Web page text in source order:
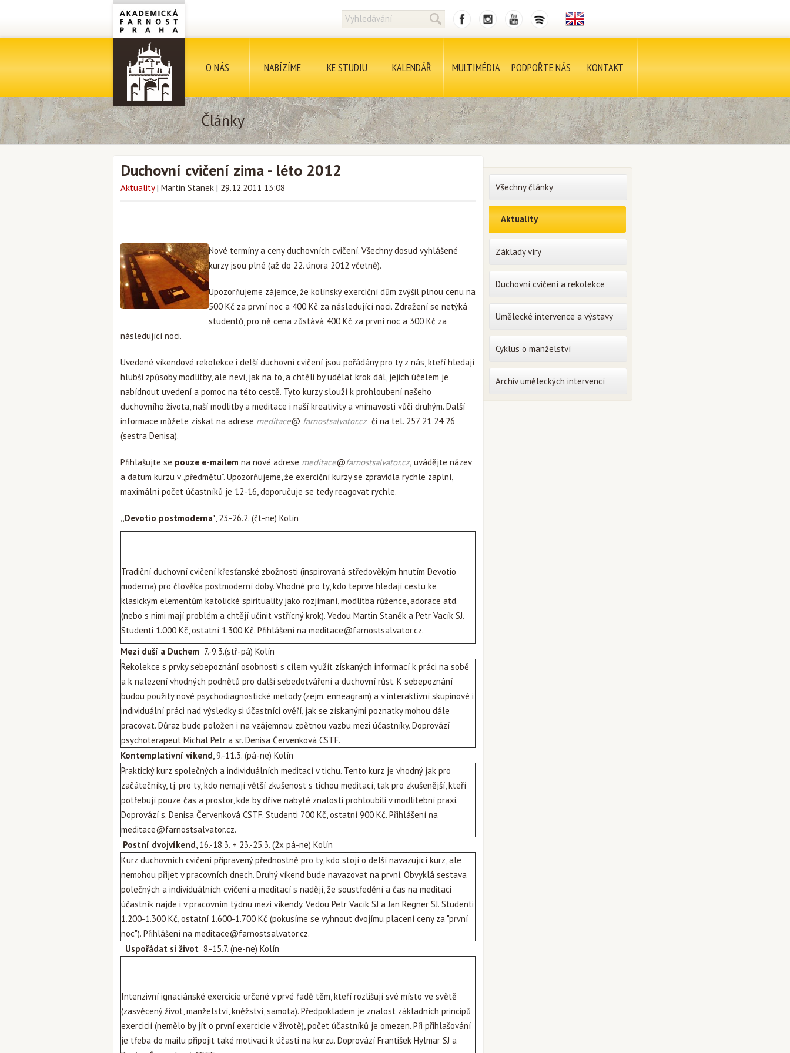
O NÁS NABÍZÍME KE STUDIU KALENDÁŘ MULTIMÉDIA PODPOŘTE NÁS KONTAKT
Články
Duchovní cvičení zima - léto 2012
Aktuality | Martin Stanek | 29.12.2011 13:08
Nové termíny a ceny duchovních cvičení. Všechny dosud vyhlášené
kurzy jsou plné (až do 22. února 2012 včetně).
Upozorňujeme zájemce, že kolínský exerciční dům zvýšil plnou cenu na
500 Kč za první noc a 400 Kč za následující noci. Zdražení se netýká
studentů, pro ně cena zůstává 400 Kč za první noc a 300 Kč za
následující noci.
Uvedené víkendové rekolekce i delší duchovní cvičení jsou pořádány pro ty z nás, kteří hledají
hlubší způsoby modlitby, ale neví, jak na to, a chtěli by udělat krok dál, jejich účelem je
nabídnout uvedení a pomoc na této cestě. Tyto kurzy slouží k prohloubení našeho
duchovního života, naší modlitby a meditace i naší kreativity a vnímavosti vůči druhým. Další
informace můžete získat na adrese meditace@ farnostsalvator.cz či na tel. 257 21 24 26
(sestra Denisa).
Přihlašujte se pouze e-mailem na nové adrese meditace@farnostsalvator.cz, uvádějte název
a datum kurzu v „předmětu”. Upozorňujeme, že exerciční kurzy se zpravidla rychle zaplní,
maximální počet účastníků je 12-16, doporučuje se tedy reagovat rychle.
„Devotio postmoderna", 23.-26.2. (čt-ne) Kolín
Tradiční duchovní cvičení křesťanské zbožnosti (inspirovaná středověkým hnutím Devotio
moderna) pro člověka postmoderní doby. Vhodné pro ty, kdo teprve hledají cestu ke
klasickým elementům katolické spirituality jako rozjímaní, modlitba růžence, adorace atd.
(nebo s nimi mají problém a chtějí učinit vstřícný krok). Vedou Martin Staněk a Petr Vacík SJ.
Studenti 1.000 Kč, ostatní 1.300 Kč. Přihlášení na meditace@farnostsalvator.cz.
Mezi duší a Duchem 7.-9.3.(stř-pá) Kolín
Rekolekce s prvky sebepoznání osobnosti s cílem využít získaných informací k práci na sobě
a k nalezení vhodných podnětů pro další sebedotváření a duchovní růst. K sebepoznání
budou použity nové psychodiagnostické metody (zejm. enneagram) a v interaktivní skupinové i
individuální práci nad výsledky si účastníci ověří, jak se získanými poznatky mohou dále
pracovat. Důraz bude položen i na vzájemnou zpětnou vazbu mezi účastníky. Doprovází
psychoterapeut Michal Petr a sr. Denisa Červenková CSTF.
Kontemplativní víkend, 9.-11.3. (pá-ne) Kolín
Praktický kurz společných a individuálních meditací v tichu. Tento kurz je vhodný jak pro
začátečníky, tj. pro ty, kdo nemají větší zkušenost s tichou meditací, tak pro zkušenější, kteří
potřebují pouze čas a prostor, kde by dříve nabyté znalosti prohloubili v modlitební praxi.
Doprovází s. Denisa Červenková CSTF. Studenti 700 Kč, ostatní 900 Kč. Přihlášení na
meditace@farnostsalvator.cz.
Postní dvojvíkend, 16.-18.3. + 23.-25.3. (2x pá-ne) Kolín
Kurz duchovních cvičení připravený přednostně pro ty, kdo stojí o delší navazující kurz, ale
nemohou přijet v pracovních dnech. Druhý víkend bude navazovat na první. Obvyklá sestava
polečných a individuálních cvičení a meditací s nadějí, že soustředění a čas na meditaci
účastník najde i v pracovním týdnu mezi víkendy. Vedou Petr Vacík SJ a Jan Regner SJ. Studenti
1.200-1.300 Kč, ostatní 1.600-1.700 Kč (pokusíme se vyhnout dvojímu placení ceny za "první
noc"). Přihlášení na meditace@farnostsalvator.cz.
Uspořádat si život 8.-15.7. (ne-ne) Kolín
Intenzivní ignaciánské exercicie určené v prvé řadě těm, kteří rozlišují své místo ve světě
(zasvěcený život, manželství, kněžství, samota). Předpokladem je znalost základních principů
exercicií (nemělo by jít o první exercicie v životě), počet účastníků je omezen. Při přihlašování
je třeba do mailu připojit také motivaci k účasti na kurzu. Doprovází František Hylmar SJ a
Všechny články
Aktuality
Základy víry
Duchovní cvičení a rekolekce
Umělecké intervence a výstavy
Cyklus o manželství
Archiv uměleckých intervencí